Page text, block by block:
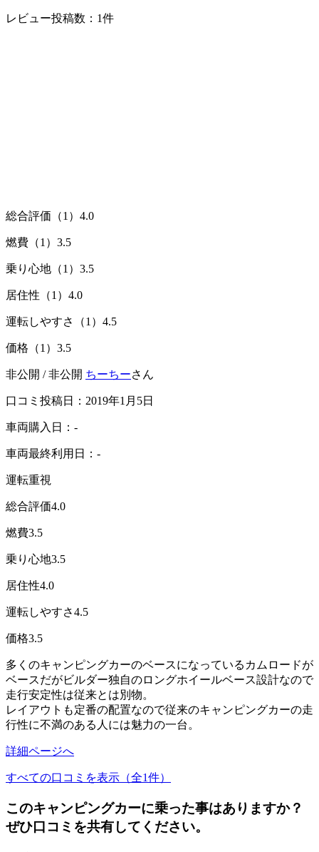
レビュー投稿数：1件
総合評価（1） 4.0
燃費（1） 3.5
乗り心地（1） 3.5
居住性（1） 4.0
運転しやすさ（1） 4.5
価格（1） 3.5
非公開 / 非公開 ちーちーさん
口コミ投稿日：2019年1月5日
車両購入日：-
車両最終利用日：-
運転重視
総合評価4.0
燃費3.5
乗り心地3.5
居住性4.0
運転しやすさ4.5
価格3.5
多くのキャンピングカーのベースになっているカムロードが
ベースだがビルダー独自のロングホイールベース設計なので
走行安定性は従来とは別物。
レイアウトも定番の配置なので従来のキャンピングカーの走
行性に不満のある人には魅力の一台。
詳細ページへ
すべての口コミを表示（全1件）
このキャンピングカーに乗った事はありますか？
ぜひ口コミを共有してください。